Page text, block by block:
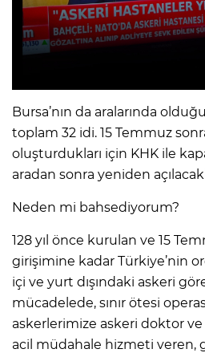
Bursa’nın da aralarında
toplam 32 idi. 15 Temmuz
oluşturdukları için KHK ile
aradan sonra yeniden
Neden mi bahsediyorum?
128 yıl önce kurulan ve 15
girişimine kadar Türkiye’nin
içi ve yurt dışındaki askeri
mücadelede, sınır ötesi
askerlerimize askeri doktor
acil müdahale hizmeti veren,